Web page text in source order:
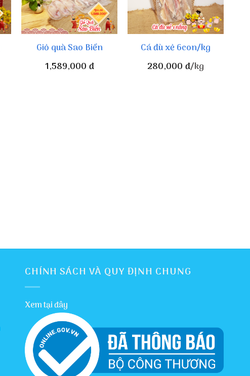
Giỏ quà Sao Biển
1,589,000 đ
Cá đù xẻ 6con/kg
280,000 đ/kg
CHÍNH SÁCH VÀ QUY ĐỊNH CHUNG
Xem tại đây